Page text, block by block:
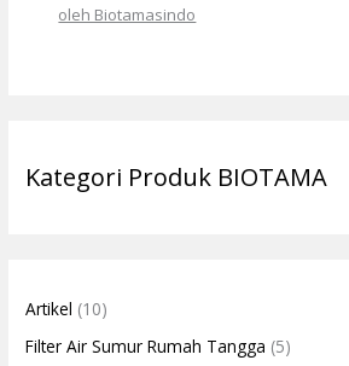
oleh Biotamasindo
Kategori Produk BIOTAMA
Artikel (10)
Filter Air Sumur Rumah Tangga (5)